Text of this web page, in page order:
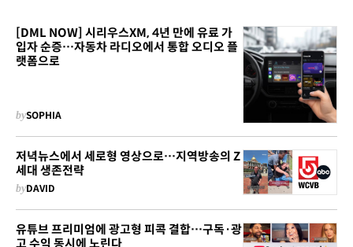
[DML NOW] 시리우스XM, 4년 만에 유료 가
입자 순증…자동차 라디오에서 통합 오디오 플
랫폼으로
bySOPHIA
저녁뉴스에서 세로형 영상으로…지역방송의 Z
세대 생존전략
byDAVID
유튜브 프리미엄에 광고형 피콕 결합…구독·광
고 수익 동시에 노린다